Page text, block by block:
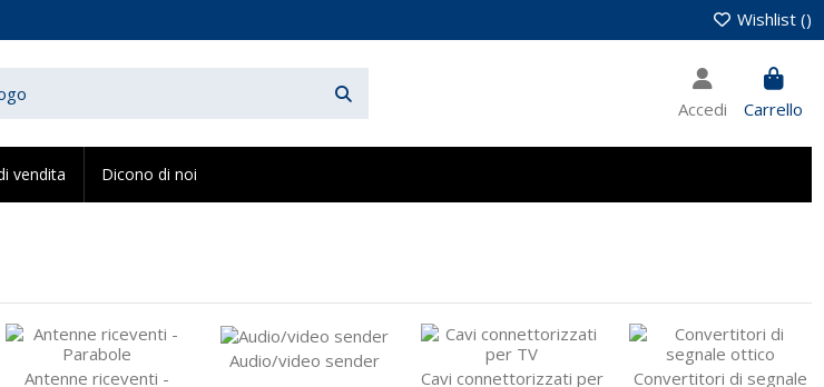
Wishlist ()
Accedi Carrello
vendita Dicono di noi
Antenne riceventi -
Audio/video sender
Cavi connettorizzati per
Convertitori di segnale